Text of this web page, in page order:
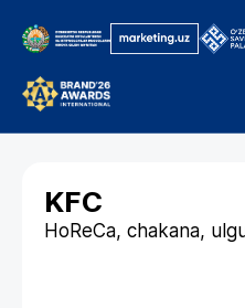
KFC
HoReCa, chakana,